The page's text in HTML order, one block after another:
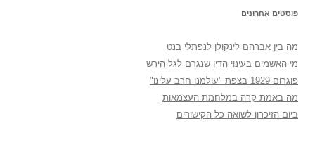
פוסטים אחרונים
מה בין אברהם לינקולן לנפתלי בנט
מי האשמים בעינוי הדין שנגרם לגל הירש
פוגרום 1929 בצפת "עולמנו חרב עלינו"
מה באמת קרה במלחמת העצמאות
ביום הזיכרון לשואה כל הקישורים